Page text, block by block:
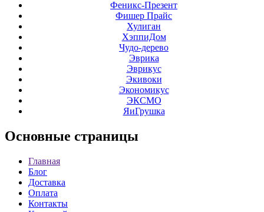
Феникс-Презент
Фишер Прайс
Хулиган
ХэппиДом
Чудо-дерево
Эврика
Эврикус
Экивоки
Экономикус
ЭКСМО
ЯиГрушка
Основные страницы
Главная
Блог
Доставка
Оплата
Контакты